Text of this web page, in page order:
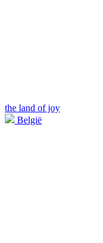
the land of joy
België